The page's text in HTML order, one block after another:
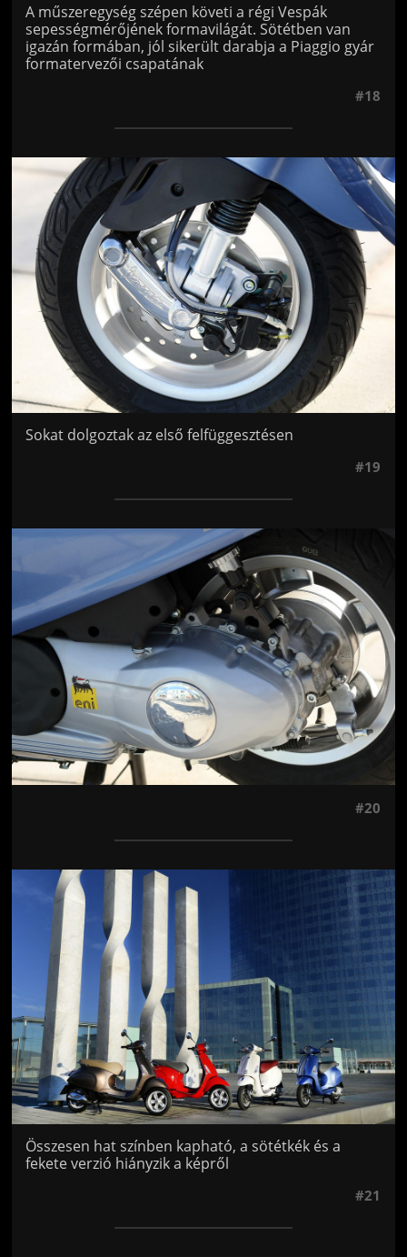
A műszeregység szépen követi a régi Vespák
sepességmérőjének formavilágát. Sötétben van
igazán formában, jól sikerült darabja a Piaggio gyár
formatervezői csapatának
#18
Jön még kép!
Sokat dolgoztak az első felfüggesztésen
#19
Jön még kép!
#20
Jön még kép!
Összesen hat színben kapható, a sötétkék és a
fekete verzió hiányzik a képről
#21